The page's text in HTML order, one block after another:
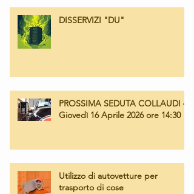
DISSERVIZI "DU"
PROSSIMA SEDUTA COLLAUDI –
Giovedì 16 Aprile 2026 ore 14:30
Utilizzo di autovetture per
trasporto di cose